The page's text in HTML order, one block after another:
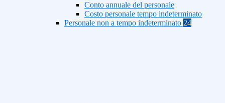
Conto annuale del personale
Costo personale tempo indeterminato
Personale non a tempo indeterminato 24